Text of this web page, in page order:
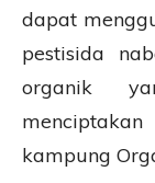
dapat
pestisida
organik
kampung